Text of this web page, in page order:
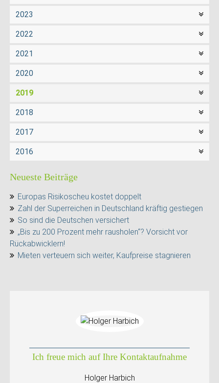
2023
2022
2021
2020
2019
2018
2017
2016
Neueste Beiträge
Europas Risikoscheu kostet doppelt
Zahl der Superreichen in Deutschland kräftig gestiegen
So sind die Deutschen versichert
„Bis zu 200 Prozent mehr rausholen“? Vorsicht vor
Rückabwicklern!
Mieten verteuern sich weiter, Kaufpreise stagnieren
Ich freue mich auf Ihre Kontaktaufnahme
Holger Harbich